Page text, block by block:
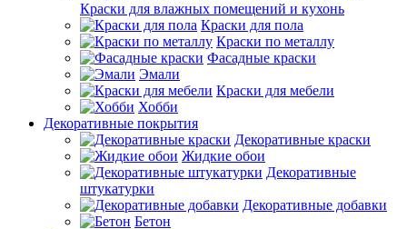
Краски для влажных помещений и кухонь
Краски для пола
Краски по металлу
Фасадные краски
Эмали
Краски для мебели
Хобби
Декоративные покрытия
Декоративные краски
Жидкие обои
Декоративные
штукатурки
Декоративные добавки
Бетон